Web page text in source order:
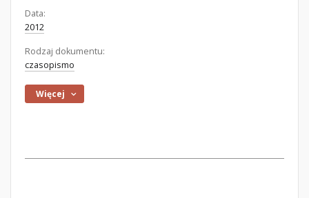
Data:
2012
Rodzaj dokumentu:
czasopismo
Więcej